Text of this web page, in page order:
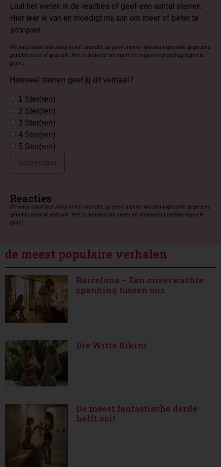
Laat het weten in de reacties of geef een aantal sterren.
Hier leer ik van en moedigt mij aan om meer of beter te
schrijven.
(Privacy staat hier hoog in het vaandel, op geen manier worden ingevulde gegevens
gepubliceerd of gebruikt. Het is bedoeld om spam en ongewenst gedrag tegen te
gaan).
Hoeveel sterren geef jij dit verhaal?
1 Ster(ren)
2 Ster(ren)
3 Ster(ren)
4 Ster(ren)
5 Ster(ren)
Verzenden
Reacties
(Privacy staat hier hoog in het vaandel, op geen manier worden ingevulde gegevens
gepubliceerd of gebruikt. Het is bedoeld om spam en ongewenst gedrag tegen te
gaan).
de meest populaire verhalen
Barcelona – Een onverwachte
spanning tussen ons
Die Witte Bikini
De meest fantastische derde
helft ooit